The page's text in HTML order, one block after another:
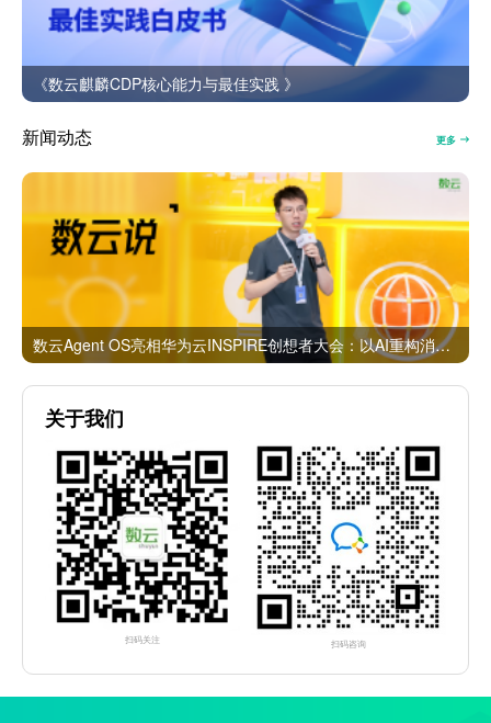
《数云麒麟CDP核心能力与最佳实践 》
新闻动态 更多
数云Agent OS亮相华为云INSPIRE创想者大会：以AI重构消费者运营与零售营销新范式
关于我们
扫码关注 扫码咨询